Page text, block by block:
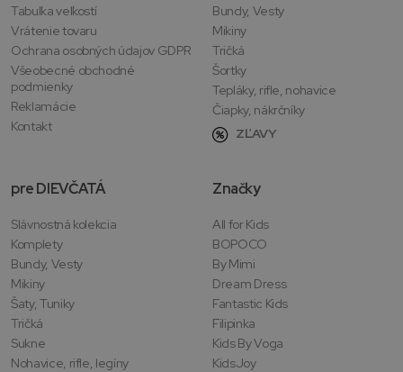
Tabuľka veľkostí
Vrátenie tovaru
Ochrana osobných údajov GDPR
Všeobecné obchodné
podmienky
Reklamácie
Kontakt
Bundy, Vesty
Mikiny
Tričká
Šortky
Tepláky, rifle, nohavice
Čiapky, nákrčníky
ZĽAVY
pre DIEVČATÁ
Slávnostná kolekcia
Komplety
Bundy, Vesty
Mikiny
Šaty, Tuniky
Tričká
Sukne
Nohavice, rifle, legíny
Značky
All for Kids
BOPOCO
By Mimi
Dream Dress
Fantastic Kids
Filipinka
Kids By Voga
KidsJoy